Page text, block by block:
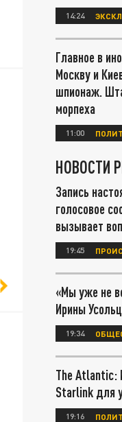
14:24
Главное в
Москву и
шпионаж.
морпеха
11:00
НОВОСТИ
Запись
голосовое
вызывает
19:45
«Мы уже не
Ирины
19:34
The Atlantic:
Starlink для
19:16